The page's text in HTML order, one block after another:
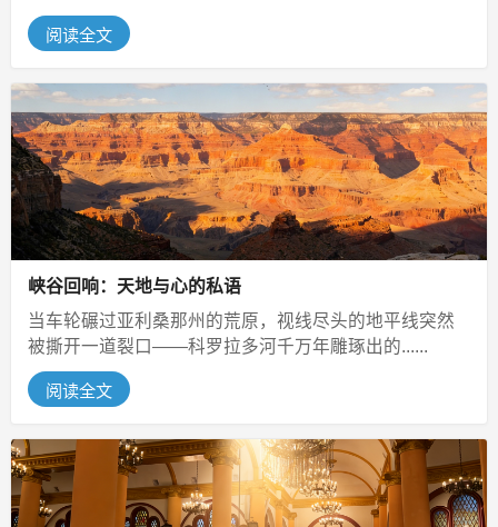
阅读全文
峡谷回响：天地与心的私语
当车轮碾过亚利桑那州的荒原，视线尽头的地平线突然
被撕开一道裂口——科罗拉多河千万年雕琢出的......
阅读全文